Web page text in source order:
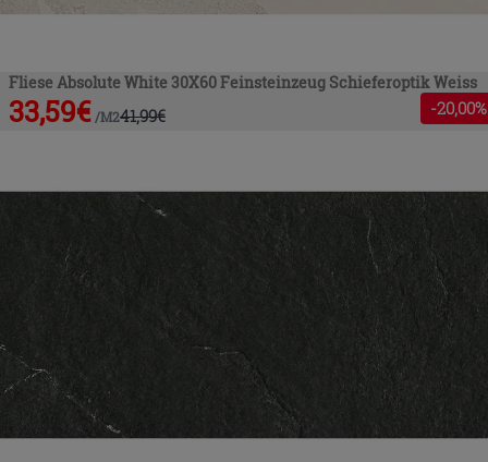
Fliese Absolute White 30X60 Feinsteinzeug Schieferoptik Weiss
33,59€ /M241,99€ -20,00%